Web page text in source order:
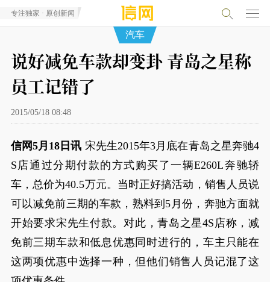
专注独家 · 原创新闻
汽车
说好减免车款却变卦 青岛之星称
员工记错了
2015/05/18 08:48
信网5月18日讯 宋先生2015年3月底在青岛之星奔驰4
S店通过分期付款的方式购买了一辆E260L奔驰轿
车，总价为40.5万元。当时正好搞活动，销售人员说
可以减免前三期的车款，熟料到5月份，奔驰方面就
开始要求宋先生付款。对此，青岛之星4S店称，减
免前三期车款和低息优惠同时进行的，车主只能在
这两项优惠中选择一种，但他们销售人员记混了这